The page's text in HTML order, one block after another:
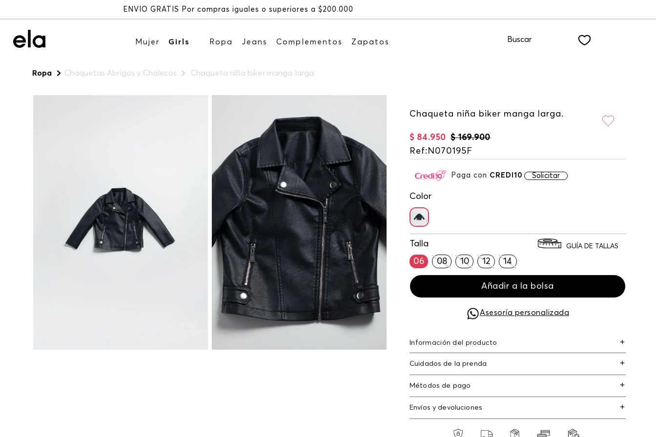
Mujer Girls Ropa Jeans Complementos Zapatos Buscar
Ropa Chaquetas Abrigos y Chalecos Chaqueta niña biker manga larga.
Chaqueta niña biker manga larga.
$ 169.900
$ 84.950
Ref: N070195F
Paga con CREDI10 Solicitar
Color
Talla
06
08 10 12 14
GUÍA DE TALLAS
Añadir a la bolsa
Asesoría personalizada
Información del producto
poliéster recubierto de poliuretano 100%
Cuidados de la prenda
Métodos de pago
Tarjetas de crédito: Visa, Dinners, Master Card y
Tarjetas débito: Maestro, Electron.
Envíos y devoluciones